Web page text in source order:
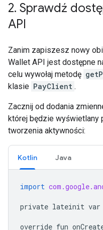
2. Sprawdź
API
Zanim zapiszesz nowy
Wallet API jest dostępne
celu wywołaj metodę
klasie PayClient .
Zacznij od dodania
której będzie wyświetlany
tworzenia aktywności:
Kotlin Java
import
private lateinit var
override fun